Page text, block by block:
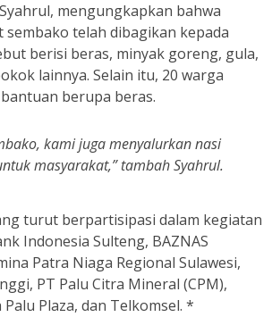
mengungkapkan bahwa
sembako telah dibagikan kepada
berisi beras, minyak goreng, gula,
lainnya. Selain itu, 20 warga
berupa beras.
kami juga menyalurkan nasi
masyarakat,” tambah Syahrul.
turut berpartisipasi dalam kegiatan
Indonesia Sulteng, BAZNAS
Patra Niaga Regional Sulawesi,
PT Palu Citra Mineral (CPM),
Plaza, dan Telkomsel. *